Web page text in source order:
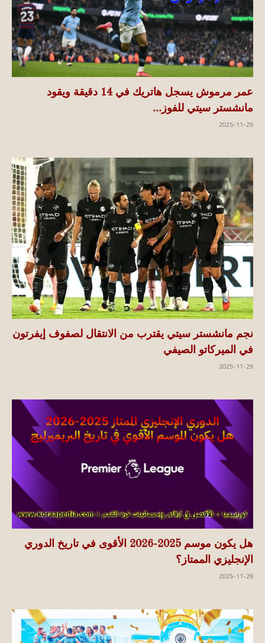
عمر مرموش يسجل هاتريك في 14 دقيقة ويقود
مانشستر سيتي للفوز...
2025-11-29
نجم مانشستر سيتي يقترب من الانتقال لصفوف إيفرتون
في الميركاتو الصيفي
2025-11-29
هل يكون موسم 2025-2026 الأقوى في تاريخ الدوري
الإنجليزي الممتاز؟
2025-11-29